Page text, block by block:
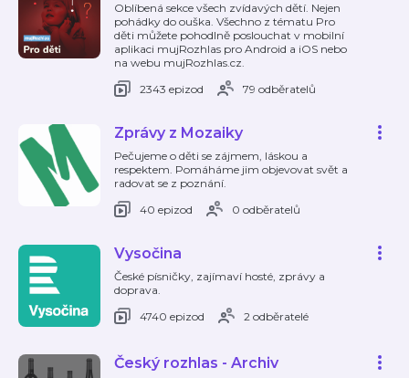
Oblíbená sekce všech zvídavých dětí. Nejen
pohádky do ouška. Všechno z tématu Pro
děti můžete pohodlně poslouchat v mobilní
aplikaci mujRozhlas pro Android a iOS nebo
na webu mujRozhlas.cz.
2343 epizod
79 odběratelů
Zprávy z Mozaiky
Pečujeme o děti se zájmem, láskou a
respektem. Pomáháme jim objevovat svět a
radovat se z poznání.
40 epizod
0 odběratelů
Vysočina
České písničky, zajímaví hosté, zprávy a
doprava.
4740 epizod
2 odběratelé
Český rozhlas - Archiv